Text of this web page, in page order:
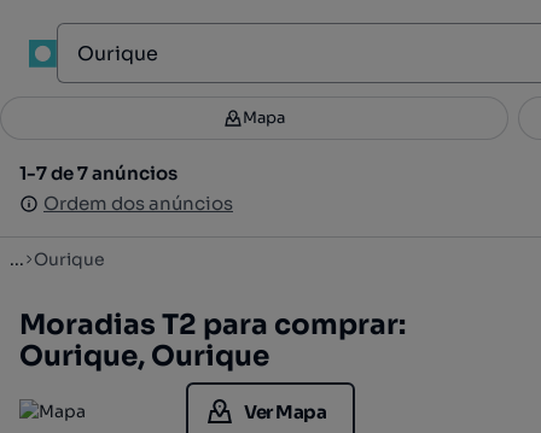
Filtros 3
1-7 de 7 anúncios
Ordem dos anúncios
Mapa
1-7 de 7 anúncios
Ordem dos anúncios
... Ourique
Moradias T2 para comprar:
Ourique, Ourique
Ver Mapa